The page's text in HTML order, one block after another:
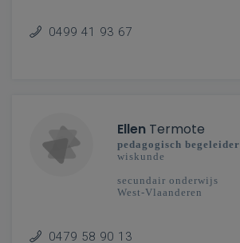
0499 41 93 67
Ellen Termote
pedagogisch begeleider
wiskunde
secundair onderwijs
West-Vlaanderen
0479 58 90 13